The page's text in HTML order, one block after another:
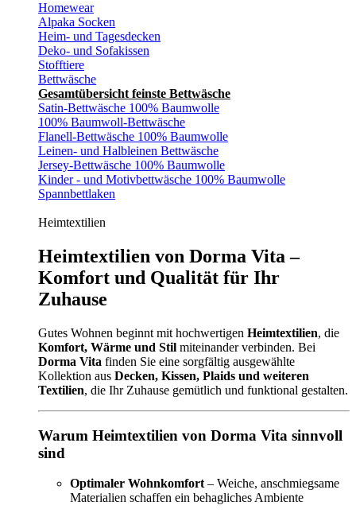
Homewear
Alpaka Socken
Heim- und Tagesdecken
Deko- und Sofakissen
Stofftiere
Bettwäsche
Gesamtübersicht feinste Bettwäsche
Satin-Bettwäsche 100% Baumwolle
100% Baumwoll-Bettwäsche
Flanell-Bettwäsche 100% Baumwolle
Leinen- und Halbleinen Bettwäsche
Jersey-Bettwäsche 100% Baumwolle
Kinder - und Motivbettwäsche 100% Baumwolle
Spannbettlaken
Heimtextilien
Heimtextilien von Dorma Vita –
Komfort und Qualität für Ihr
Zuhause
Gutes Wohnen beginnt mit hochwertigen Heimtextilien, die
Komfort, Wärme und Stil miteinander verbinden. Bei
Dorma Vita finden Sie eine sorgfältig ausgewählte
Kollektion aus Decken, Kissen, Plaids und weiteren
Textilien, die Ihr Zuhause gemütlich und funktional gestalten.
Warum Heimtextilien von Dorma Vita sinnvoll
sind
Optimaler Wohnkomfort – Weiche, anschmiegsame
Materialien schaffen ein behagliches Ambiente